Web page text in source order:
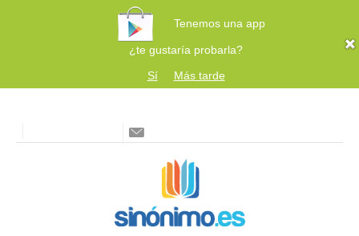
Tenemos una app
¿te gustaría probarla?
Sí
Más tarde